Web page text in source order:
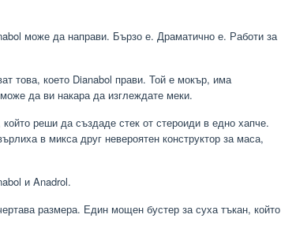
може да направи. Бързо е. Драматично е. Работи за
това, което Dianabol прави. Той е мокър, има
да ви накара да изглеждате меки.
реши да създаде стек от стероиди в едно хапче.
в микса друг невероятен конструктор за маса,
и Anadrol.
размера. Един мощен бустер за суха тъкан, който